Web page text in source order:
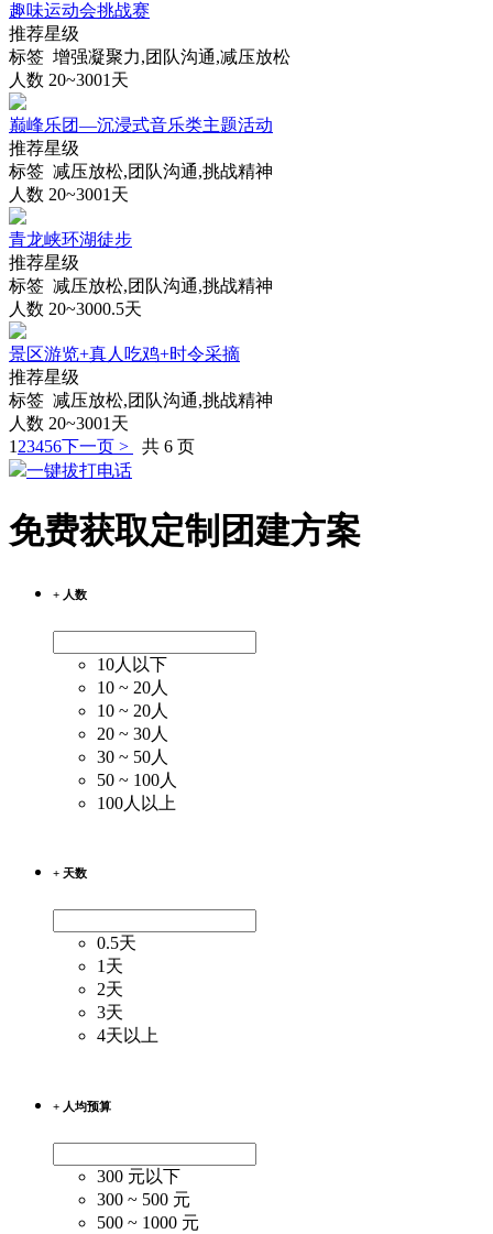
趣味运动会挑战赛
推荐星级
标签 增强凝聚力,团队沟通,减压放松
人数 20~3001天
巅峰乐团—沉浸式音乐类主题活动
推荐星级
标签 减压放松,团队沟通,挑战精神
人数 20~3001天
青龙峡环湖徒步
推荐星级
标签 减压放松,团队沟通,挑战精神
人数 20~3000.5天
景区游览+真人吃鸡+时令采摘
推荐星级
标签 减压放松,团队沟通,挑战精神
人数 20~3001天
1 23456下一页 >
共 6 页
一键拔打电话
免费获取定制团建方案
+ 人数
10人以下
10 ~ 20人
10 ~ 20人
20 ~ 30人
30 ~ 50人
50 ~ 100人
100人以上
+ 天数
0.5天
1天
2天
3天
4天以上
+ 人均预算
300 元以下
300 ~ 500 元
500 ~ 1000 元